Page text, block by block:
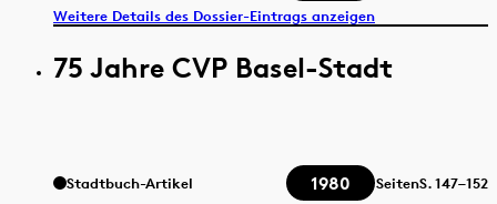
Weitere Details des Dossier-Eintrags anzeigen
75 Jahre CVP Basel-Stadt
Stadtbuch-Artikel 1980 SeitenS.147–152